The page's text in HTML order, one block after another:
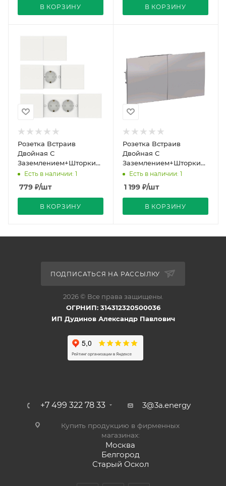
В КОРЗИНУ В КОРЗИНУ
Розетка Встраив
Двойная С
Заземлением+Шторки+Крышка
Белый IP20 16А 250В
ATLASDESIGN Schneider
Electr
Есть в наличии: 1
779 ₽/шт
В КОРЗИНУ
Розетка Встраив
Двойная С
Заземлением+Шторки
Алюминий IP20 16А
250В ATLASDESIGN
Schneider Electric
Есть в наличии: 1
1 199 ₽/шт
В КОРЗИНУ
ПОДПИСАТЬСЯ НА РАССЫЛКУ
2026 © Все права защищены.
ОГРНИП: 314312320500036
ИП Дудинов Александр Павлович
+7 499 322 78 33 3@3a.energy
Купить продукцию в фирменных
магазинах:
Москва
Белгород
Старый Оскол